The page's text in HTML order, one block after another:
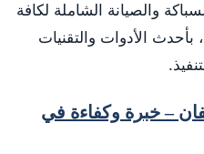
والصيانة الشاملة لكافة
الأدوات والتقنيات
– خبرة وكفاءة في